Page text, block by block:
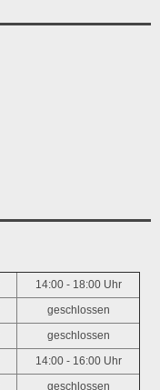
14:00 - 18:00 Uhr
geschlossen
geschlossen
14:00 - 16:00 Uhr
geschlossen